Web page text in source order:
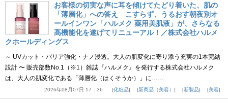
お客様の切実な声に耳を傾けてたどり着いた、肌の
「薄層化」への答え こすらず、うるおす朝夜別オ
ールインワン「ハルメク 薬用美肌液」が、さらなる
高機能化を遂げてリニューアル！／株式会社ハルメ
クホールディングス
～ UVカット・バリア強化・ナノ浸透。大人の肌変化に寄り添う充実の1本完結
設計 〜 販売部数No.1（※1）雑誌『ハルメク』を発行する株式会社ハルメク
は、大人の肌変化である「薄層化（はくそうか）」に……
2026年08月07日 17：36 化粧品 新商品（美容） 新製品 美容